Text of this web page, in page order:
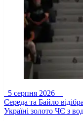
5 серпня 2026
Середа та Байло
Україні золото ЧЄ з